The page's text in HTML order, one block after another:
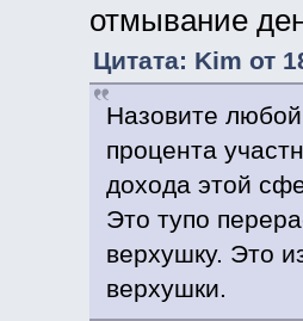
отмывание
Цитата: Kim от
Назовите
процента
дохода этой
Это тупо
верхушку. Это
верхушки.